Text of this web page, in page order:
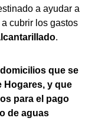
a ayudar a
cubrir los gastos
.
domicilios que se
Hogares, y que
para el pago
de aguas